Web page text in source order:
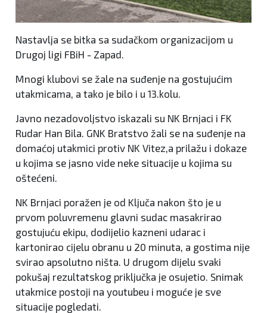
Nastavlja se bitka sa sudačkom organizacijom u
Drugoj ligi FBiH - Zapad.
Mnogi klubovi se žale na suđenje na gostujućim
utakmicama, a tako je bilo i u 13.kolu.
Javno nezadovoljstvo iskazali su NK Brnjaci i FK
Rudar Han Bila. GNK Bratstvo žali se na suđenje na
domaćoj utakmici protiv NK Vitez,a prilažu i dokaze
u kojima se jasno vide neke situacije u kojima su
oštećeni.
NK Brnjaci poražen je od Ključa nakon što je u
prvom poluvremenu glavni sudac masakrirao
gostujuću ekipu, dodijelio kazneni udarac i
kartonirao cijelu obranu u 20 minuta, a gostima nije
svirao apsolutno ništa. U drugom dijelu svaki
pokušaj rezultatskog priključka je osujetio. Snimak
utakmice postoji na youtubeu i moguće je sve
situacije pogledati.